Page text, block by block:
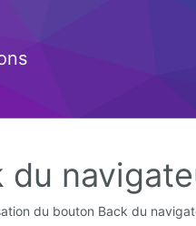
du bouton Back du